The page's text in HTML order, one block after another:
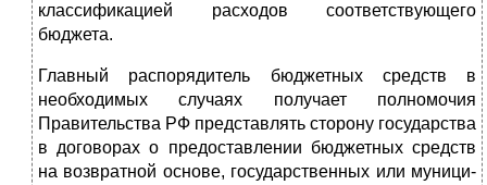
классификацией расходов соответствую­щего
бюджета.
Главный распорядитель бюджетных средств в
необходимых случаях получает полномочия
Правительства РФ представлять сторону государства
в договорах о предоставлении бюджетных средств
на возвратной основе, государственных или муници­